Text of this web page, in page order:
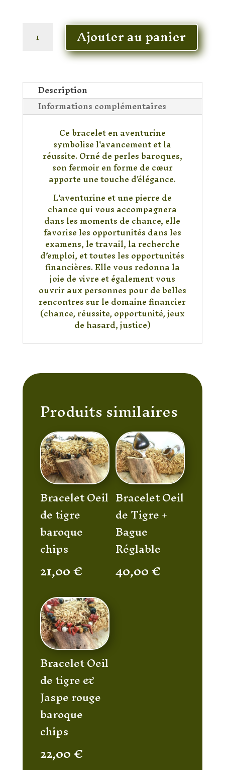
Aventurine
Chips
Ajouter au panier
Description
Informations complémentaires
Ce bracelet en aventurine
symbolise l'avancement et la
réussite. Orné de perles baroques,
son fermoir en forme de cœur
apporte une touche d'élégance.
L'aventurine et une pierre de
chance qui vous accompagnera
dans les moments de chance, elle
favorise les opportunités dans les
examens, le travail, la recherche
d’emploi, et toutes les opportunités
financières. Elle vous redonna la
joie de vivre et également vous
ouvrir aux personnes pour de belles
rencontres sur le domaine financier
(chance, réussite, opportunité, jeux
de hasard, justice)
Produits similaires
Bracelet Oeil
de tigre
baroque
chips
21,00€
Bracelet Oeil
de Tigre +
Bague
Réglable
40,00€
Bracelet Oeil
de tigre &
Jaspe rouge
baroque
chips
22,00€